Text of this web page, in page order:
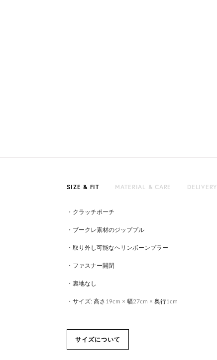
SIZE & FIT MATERIAL & CARE DELIVERY
・クラッチポーチ
・ブークレ素材のジッププル
・取り外し可能なヘリンボーンプラー
・ファスナー開閉
・裏地なし
・サイズ: 高さ19cm × 幅27cm × 奥行1cm
サイズについて